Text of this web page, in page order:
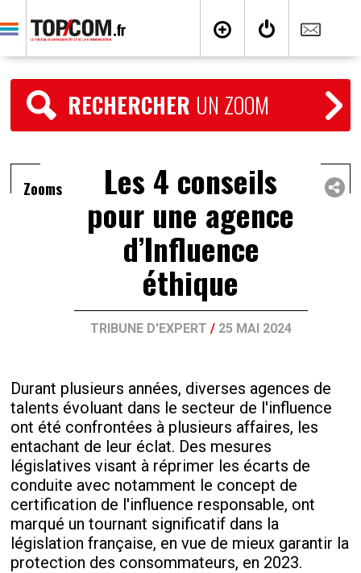
RECHERCHER UN ZOOM
Zooms Les 4 conseils
pour une agence
d’Influence
éthique
TRIBUNE D'EXPERT / 25 MAI 2024
Durant plusieurs années, diverses agences de
talents évoluant dans le secteur de l'influence
ont été confrontées à plusieurs affaires, les
entachant de leur éclat. Des mesures
législatives visant à réprimer les écarts de
conduite avec notamment le concept de
certification de l'influence responsable, ont
marqué un tournant significatif dans la
législation française, en vue de mieux garantir la
protection des consommateurs, en 2023.